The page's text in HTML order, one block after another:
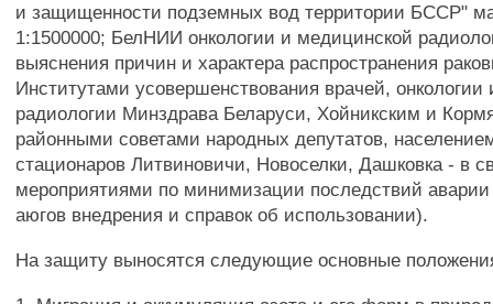
и защищенности подземных вод территории БССР"
1:1500000; БелНИИ онкологии и медицинской
выяснения причин и характера распространения
Институтами усовершенствования врачей,
радиологии Минздрава Беларуси, Хойникским и
районными советами народных депутатов,
стационаров Литвиновичи, Новоселки, Дашковка - в
мероприятиями по минимизации последствий
аюгов внедрения и справок об использовании).
На защиту выносятся следующие основные